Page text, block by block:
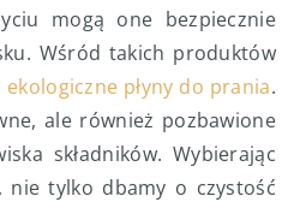
mogą one bezpiecznie
Wśród takich produktów
ekologiczne płyny do prania.
ale również pozbawione
składników. Wybierając
nie tylko dbamy o czystość